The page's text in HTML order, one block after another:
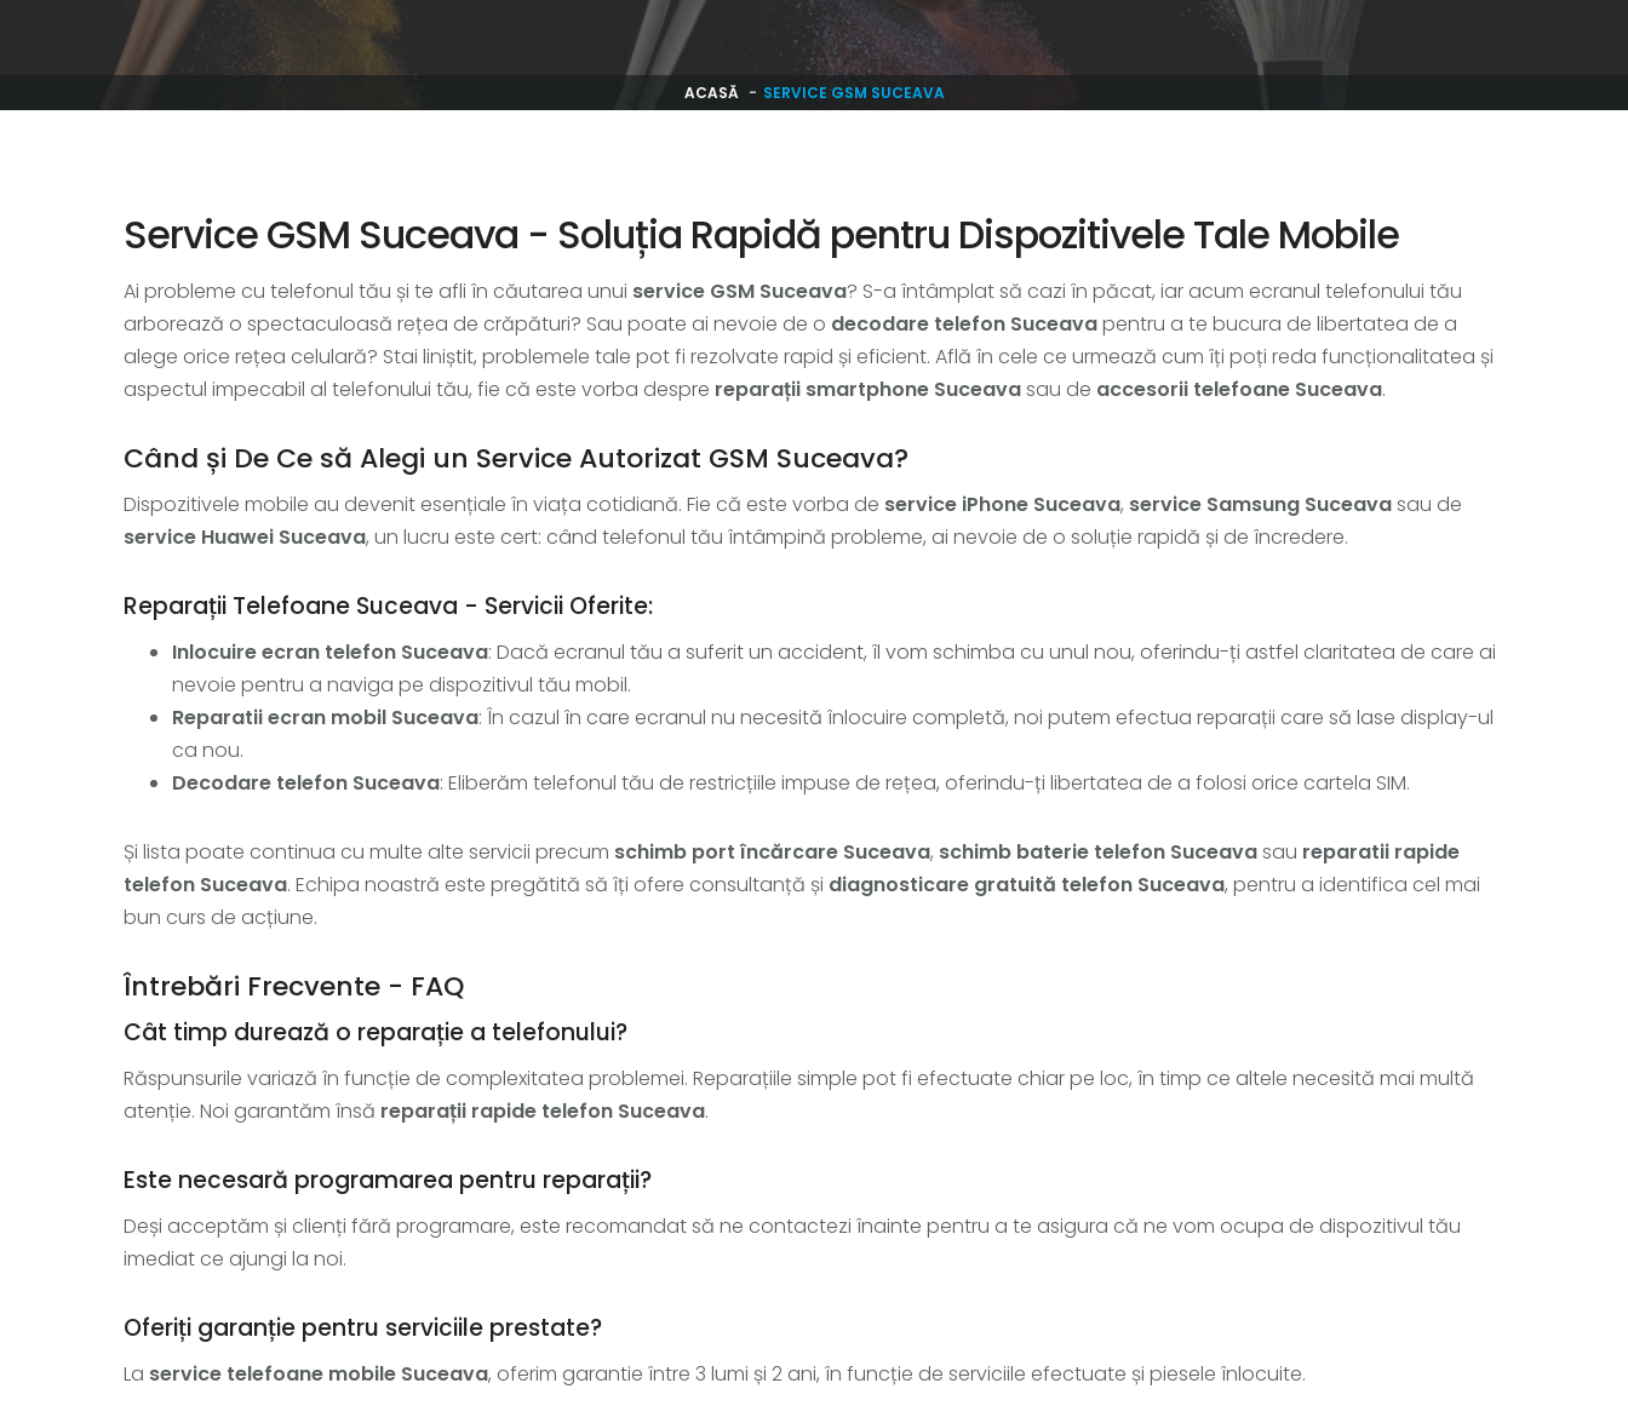
ACASĂ SERVICE GSM SUCEAVA
Service GSM Suceava - Soluția Rapidă pentru Dispozitivele Tale Mobile
Ai probleme cu telefonul tău și te afli în căutarea unui service GSM Suceava? S-a întâmplat să cazi în păcat, iar acum ecranul telefonului tău
arborează o spectaculoasă rețea de crăpături? Sau poate ai nevoie de o decodare telefon Suceavapentru a te bucura de libertatea de a
alege orice rețea celulară? Stai liniștit, problemele tale pot fi rezolvate rapid și eficient. Află în cele ce urmează cum îți poți reda funcționalitatea și
aspectul impecabil al telefonului tău, fie că este vorba despre reparații smartphone Suceavasau de accesorii telefoane Suceava.
Când și De Ce să Alegi un Service Autorizat GSM Suceava?
Dispozitivele mobile au devenit esențiale în viața cotidiană. Fie că este vorba de service iPhone Suceava, service Samsung Suceavasau de
service Huawei Suceava, un lucru este cert: când telefonul tău întâmpină probleme, ai nevoie de o soluție rapidă și de încredere.
Reparații Telefoane Suceava - Servicii Oferite:
Inlocuire ecran telefon Suceava: Dacă ecranul tău a suferit un accident, îl vom schimba cu unul nou, oferindu-ți astfel claritatea de care ai
nevoie pentru a naviga pe dispozitivul tău mobil.
Reparatii ecran mobil Suceava: În cazul în care ecranul nu necesită înlocuire completă, noi putem efectua reparații care să lase display-ul
ca nou.
Decodare telefon Suceava: Eliberăm telefonul tău de restricțiile impuse de rețea, oferindu-ți libertatea de a folosi orice cartela SIM.
Și lista poate continua cu multe alte servicii precum schimb port încărcare Suceava, schimb baterie telefon Suceavasau reparatii rapide
telefon Suceava. Echipa noastră este pregătită să îți ofere consultanță și diagnosticare gratuită telefon Suceava, pentru a identifica cel mai
bun curs de acțiune.
Întrebări Frecvente - FAQ
Cât timp durează o reparație a telefonului?
Răspunsurile variază în funcție de complexitatea problemei. Reparațiile simple pot fi efectuate chiar pe loc, în timp ce altele necesită mai multă
atenție. Noi garantăm însă reparații rapide telefon Suceava.
Este necesară programarea pentru reparații?
Deși acceptăm și clienți fără programare, este recomandat să ne contactezi înainte pentru a te asigura că ne vom ocupa de dispozitivul tău
imediat ce ajungi la noi.
Oferiți garanție pentru serviciile prestate?
La service telefoane mobile Suceava, oferim garantie între 3 lumi și 2 ani, în funcție de serviciile efectuate și piesele înlocuite.